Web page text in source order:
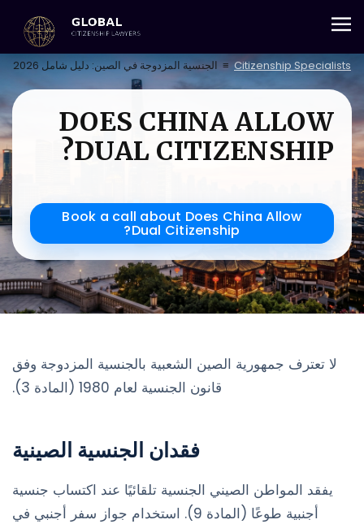
+357 25 059 684
Citizenship Specialists
≡الجنسية المزدوجة في الصين: دليل شامل 2026
DOES CHINA ALLOW
DUAL CITIZENSHIP?
Book a call about Does China Allow
Dual Citizenship?
لا تعترف جمهورية الصين الشعبية بالجنسية المزدوجة وفق
قانون الجنسية لعام 1980 (المادة 3).
فقدان الجنسية الصينية
يفقد المواطن الصيني الجنسية تلقائيًا عند اكتساب جنسية
أجنبية طوعًا (المادة 9). استخدام جواز سفر أجنبي في